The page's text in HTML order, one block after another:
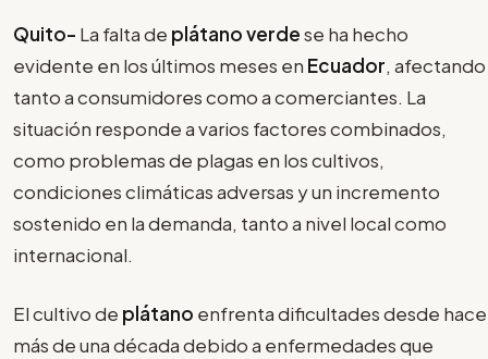
Quito- La falta de plátano verdese ha hecho
evidente en los últimos meses en Ecuador, afectando
tanto a consumidores como a comerciantes. La
situación responde a varios factores combinados,
como problemas de plagas en los cultivos,
condiciones climáticas adversas y un incremento
sostenido en la demanda, tanto a nivel local como
internacional.
El cultivo de plátano enfrenta dificultades desde hace
más de una década debido a enfermedades que